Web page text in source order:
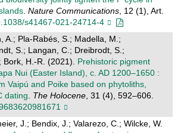
. Nature Communications, 12 (1), Art.
s41467-021-24714-4
A.; Pla-Rabés, S.; Madella, M.;
S.; Langan, C.; Dreibrodt, S.;
H.-R. (2021). Prehistoric pigment
Nui (Easter Island), c. AD 1200–1650 :
Vaipú and Poike based on phytoliths,
dating
The Holocene, 31 (4), 592–606.
J.; Bendix, J.; Valarezo, C.; Wilcke, W.